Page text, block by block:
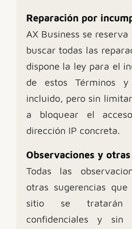
Reparación por
AX Business se
buscar todas las
dispone la ley para el
de estos Términos y
incluido, pero sin
a bloquear el
dirección IP concreta.
Observaciones y
Todas las
otras sugerencias
sitio se
confidenciales y sin